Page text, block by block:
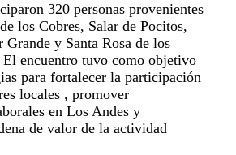
320 personas provenientes
los Cobres, Salar de Pocitos,
Grande y Santa Rosa de los
El encuentro tuvo como objetivo
para fortalecer la participación
locales , promover
en Los Andes y
de valor de la actividad